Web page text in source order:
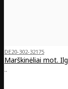
DE20-302-32175
Marškinėliai mot.
..